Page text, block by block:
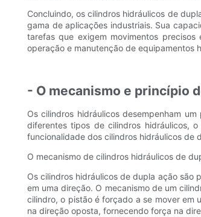
Concluindo, os cilindros hidráulicos de
gama de aplicações industriais. Sua
tarefas que exigem movimentos
operação e manutenção de equipamentos
- O mecanismo e princípio
Os cilindros hidráulicos desempenham
diferentes tipos de cilindros hidráulicos,
funcionalidade dos cilindros hidráulicos de
O mecanismo de cilindros hidráulicos de
Os cilindros hidráulicos de dupla ação são
em uma direção. O mecanismo de um
cilindro, o pistão é forçado a se mover em
na direção oposta, fornecendo força na